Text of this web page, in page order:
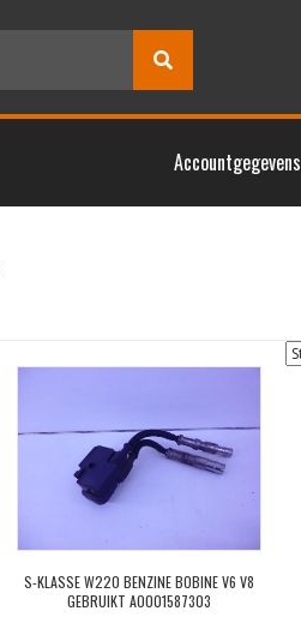
Accountgegevens
S-KLASSE W220 BENZINE BOBINE V6 V8
GEBRUIKT A0001587303